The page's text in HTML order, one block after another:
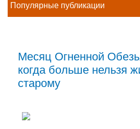
Популярные публикации
Месяц Огненной
когда больше нельзя
старому